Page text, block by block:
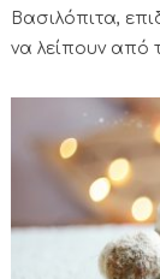
Βασιλόπιτα,
να λείπουν από